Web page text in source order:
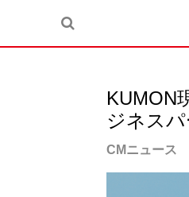
KUMON
ジネス
CMニュース